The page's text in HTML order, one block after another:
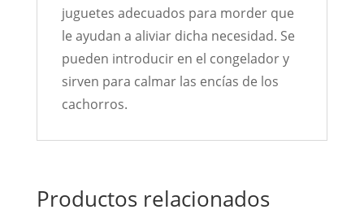
juguetes adecuados para morder que
le ayudan a aliviar dicha necesidad. Se
pueden introducir en el congelador y
sirven para calmar las encías de los
cachorros.
Productos relacionados